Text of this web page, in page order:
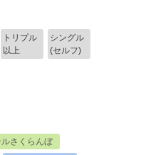
トリプル
以上
シングル
(セルフ)
ルさくらんぼ